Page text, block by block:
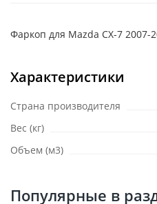
Фаркоп для Mazda CX-7 2007-
Характеристики
Страна производителя
Вес (кг)
Объем (м3)
Популярные в